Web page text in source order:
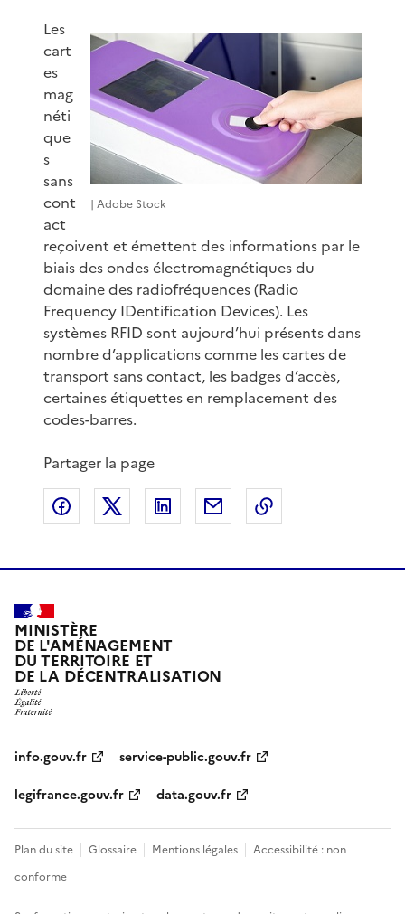
| Adobe Stock
Les
cart
es
mag
néti
que
s
sans
cont
act
reçoivent et émettent des informations par le
biais des ondes électromagnétiques du
domaine des radiofréquences (Radio
Frequency IDentification Devices). Les
systèmes RFID sont aujourd’hui présents dans
nombre d’applications comme les cartes de
transport sans contact, les badges d’accès,
certaines étiquettes en remplacement des
codes-barres.
Partager la page
Partager sur Facebook
Partager sur XPartager sur LinkedIn
Partager par email
MINISTÈRE
DE L'AMÉNAGEMENT
DU TERRITOIRE ET
DE LA DÉCENTRALISATION
info.gouv.fr
service-public.gouv.fr
legifrance.gouv.fr
data.gouv.fr
Plan du site Glossaire Mentions légales
Accessibilité : non
conforme